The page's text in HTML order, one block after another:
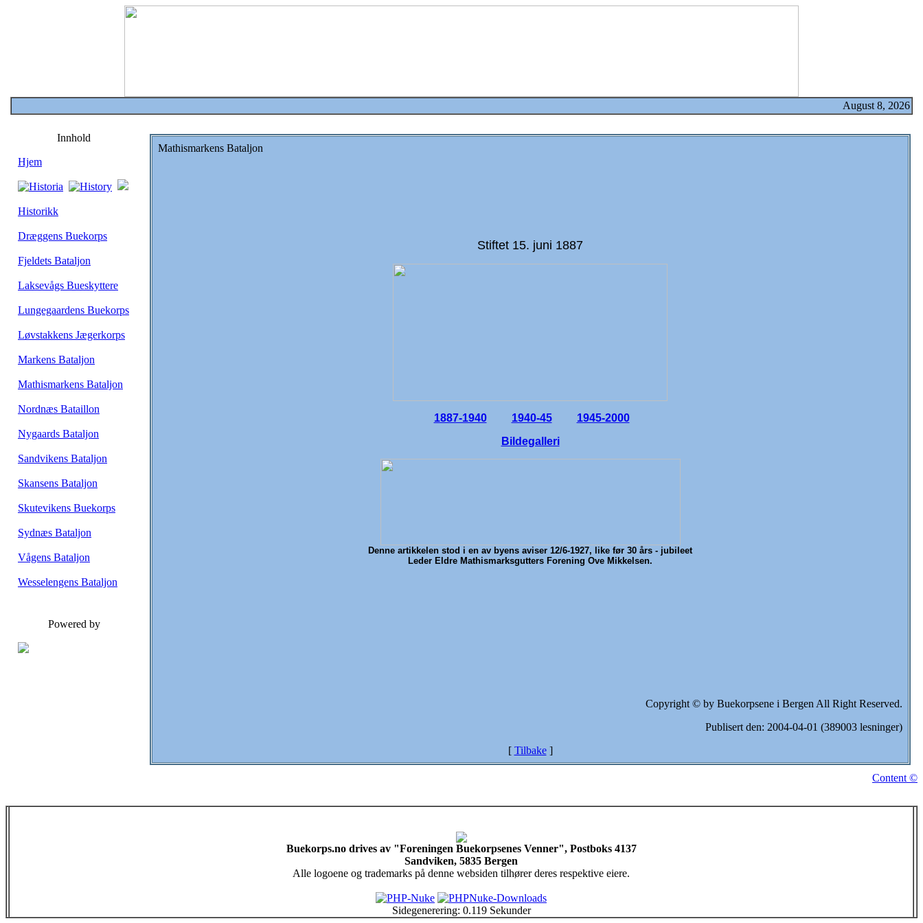
August 8, 2026
Innhold
Hjem
Historikk
Dræggens Buekorps
Fjeldets Bataljon
Laksevågs Bueskyttere
Lungegaardens Buekorps
Løvstakkens Jægerkorps
Markens Bataljon
Mathismarkens Bataljon
Nordnæs Bataillon
Nygaards Bataljon
Sandvikens Bataljon
Skansens Bataljon
Skutevikens Buekorps
Sydnæs Bataljon
Vågens Bataljon
Wesselengens Bataljon
Powered by
Mathismarkens Bataljon
Stiftet 15. juni 1887
1887-1940 1940-45
1945-2000
Bildegalleri
Denne artikkelen stod i en av byens aviser 12/6-1927, like før 30 års - jubileet
Leder Eldre Mathismarksgutters Forening Ove Mikkelsen.
Copyright © by Buekorpsene i Bergen All Right Reserved.
Publisert den: 2004-04-01 (389003 lesninger)
[ Tilbake]
Content ©
Buekorps.no drives av "Foreningen Buekorpsenes Venner", Postboks 4137
Sandviken, 5835 Bergen
Alle logoene og trademarks på denne websiden tilhører deres respektive eiere.
Sidegenerering: 0.119 Sekunder